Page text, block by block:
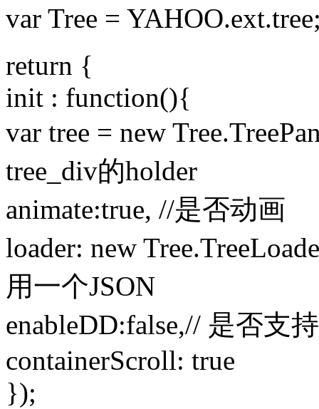
var Tree =
return {
init : function(){
var tree = new
tree_div的holder
animate:true, //是否动画
loader: new
用一个JSON
enableDD:false,// 是否支
containerScroll: true
});